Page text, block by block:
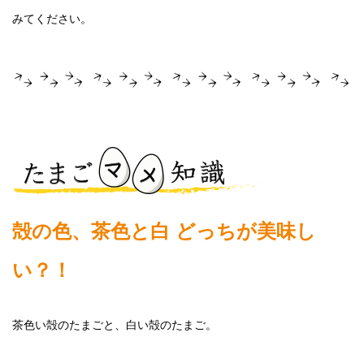
みてください。
殻の色、茶色と白 どっちが美味し
い？！
茶色い殻のたまごと、白い殻のたまご。